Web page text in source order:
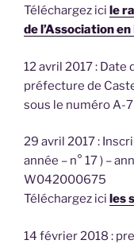
Téléchargez ici le
de l’Association en
12 avril 2017 : Date
préfecture de
sous le numéro A-
29 avril 2017 :
année – n° 17 ) –
W042000675
Téléchargez ici les
14 février 2018 :